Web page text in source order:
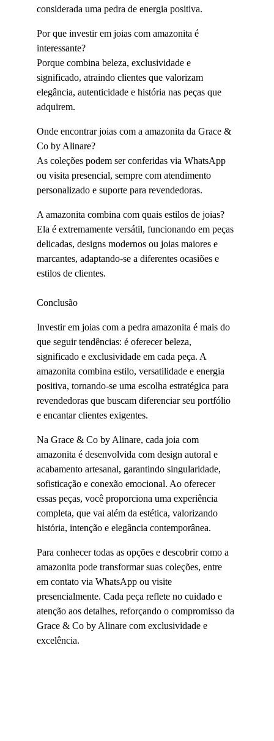
considerada uma pedra de energia positiva.
Por que investir em joias com amazonita é
interessante?
Porque combina beleza, exclusividade e
significado, atraindo clientes que valorizam
elegância, autenticidade e história nas peças que
adquirem.
Onde encontrar joias com a amazonita da Grace &
Co by Alinare?
As coleções podem ser conferidas via WhatsApp
ou visita presencial, sempre com atendimento
personalizado e suporte para revendedoras.
A amazonita combina com quais estilos de joias?
Ela é extremamente versátil, funcionando em peças
delicadas, designs modernos ou joias maiores e
marcantes, adaptando-se a diferentes ocasiões e
estilos de clientes.
Conclusão
Investir em joias com a pedra amazonita é mais do
que seguir tendências: é oferecer beleza,
significado e exclusividade em cada peça. A
amazonita combina estilo, versatilidade e energia
positiva, tornando-se uma escolha estratégica para
revendedoras que buscam diferenciar seu portfólio
e encantar clientes exigentes.
Na Grace & Co by Alinare, cada joia com
amazonita é desenvolvida com design autoral e
acabamento artesanal, garantindo singularidade,
sofisticação e conexão emocional. Ao oferecer
essas peças, você proporciona uma experiência
completa, que vai além da estética, valorizando
história, intenção e elegância contemporânea.
Para conhecer todas as opções e descobrir como a
amazonita pode transformar suas coleções, entre
em contato via WhatsApp ou visite
presencialmente. Cada peça reflete no cuidado e
atenção aos detalhes, reforçando o compromisso da
Grace & Co by Alinare com exclusividade e
excelência.